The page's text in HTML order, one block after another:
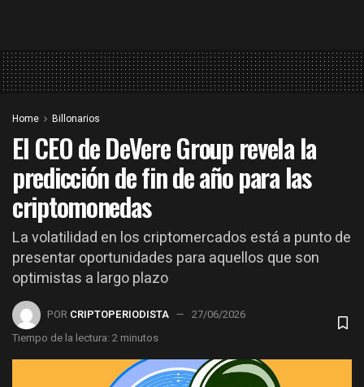
Home Billonarios
El CEO de DeVere Group revela la
predicción de fin de año para las
criptomonedas
La volatilidad en los criptomercados está a punto de
presentar oportunidades para aquellos que son
optimistas a largo plazo
POR CRIPTOPERIODISTA
27/06/2026
Tiempo de la lectura: 2 minutos